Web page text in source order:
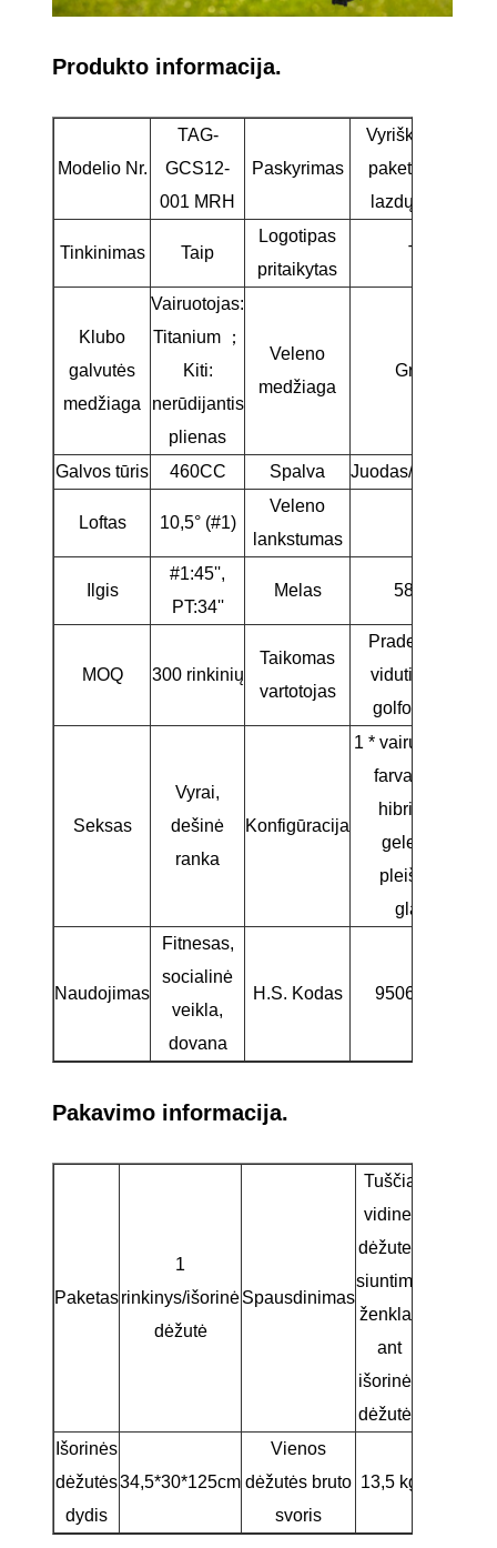
Produkto informacija.
Modelio Nr.
TAG-
GCS12-
001 MRH
Paskyrimas
Vyriškas 12 vnt
paketinis golfo
lazdų rinkinys
Tinkinimas Taip
Logotipas
pritaikytas
Taip
Klubo
galvutės
medžiaga
Vairuotojas:
Titanium ；
Kiti:
nerūdijantis
plienas
Veleno
medžiaga
Grafitas
Galvos tūris 460CC Spalva Juodas/
Loftas 10,5° (#1)
Veleno
lankstumas
Ilgis
#1:45'',
PT:34''
Melas 58° (#1)
MOQ 300 rinkinių
Taikomas
vartotojas
Pradedantieji /
vidutinio lygio
golfo žaidėjai
Seksas
Vyrai,
dešinė
ranka
Konfigūracija
1 * vairuotojas, 2 *
farvateris, 1 *
hibridas, 5 *
geležis, 2 *
pleištas, 1 *
glaistas
Naudojimas
Fitnesas,
socialinė
veikla,
dovana
H.S. Kodas 9506310000
Pakavimo informacija.
Paketas
1
rinkinys/išorinė
dėžutė
Spausdinimas
Tuščia
vidinei
dėžutei,
siuntimo
ženklas
ant
išorinės
dėžutės
Išorinės
dėžutės
dydis
34,5*30*125cm
Vienos
dėžutės bruto
svoris
13,5 kg